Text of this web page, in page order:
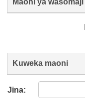
Kuweka maoni
Jina: